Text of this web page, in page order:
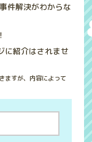
件解決がわからな
に紹介はされませ
ますが、内容によって